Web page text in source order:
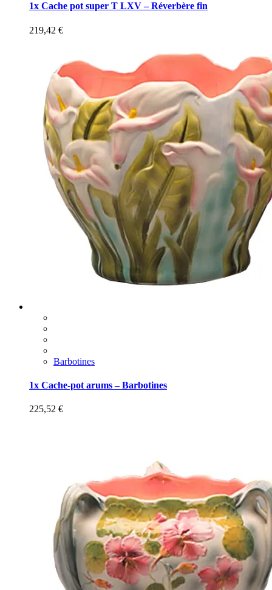
1x Cache pot super T LXV – Réverbère fin
219,42 €
Barbotines
1x Cache-pot arums – Barbotines
225,52 €